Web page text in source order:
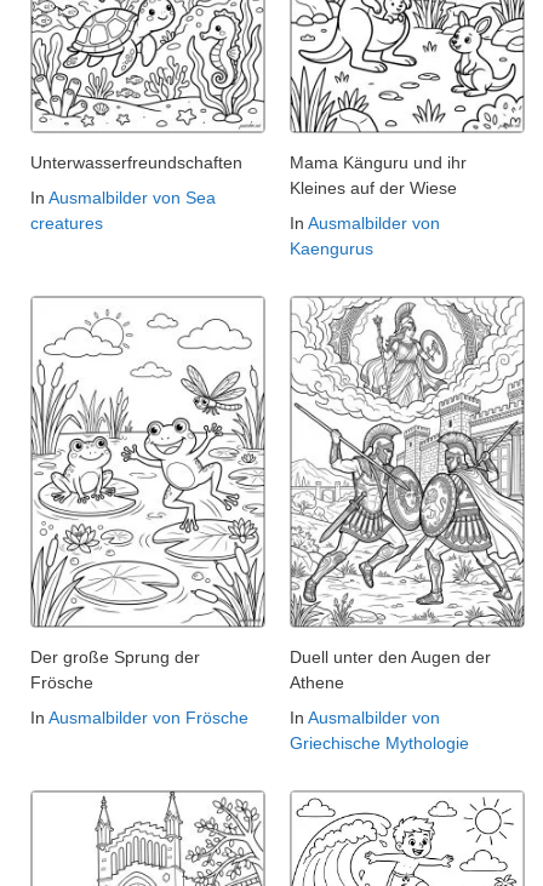
Unterwasserfreundschaften
In Ausmalbilder von Sea
creatures
Mama Känguru und ihr
Kleines auf der Wiese
In Ausmalbilder von
Kaengurus
Der große Sprung der
Frösche
In Ausmalbilder von Frösche
Duell unter den Augen der
Athene
In Ausmalbilder von
Griechische Mythologie